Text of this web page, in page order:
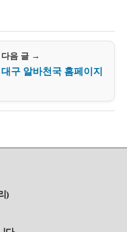
다음 글 →
대구 알바천국 홈페이지
)